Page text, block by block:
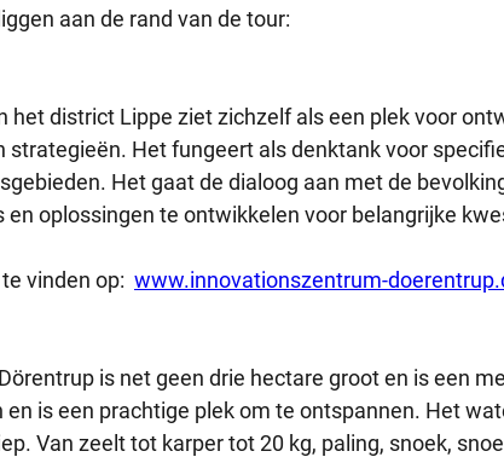
aan de rand van de tour:
het district Lippe ziet zichzelf als een plek voor
strategieën. Het fungeert als denktank voor
Het gaat de dialoog aan met de
oplossingen te ontwikkelen voor belangrijke
vinden op: www.innovationszentrum-
is net geen drie hectare groot en is een
is een prachtige plek om te ontspannen. Het
Van zeelt tot karper tot 20 kg, paling, snoek,